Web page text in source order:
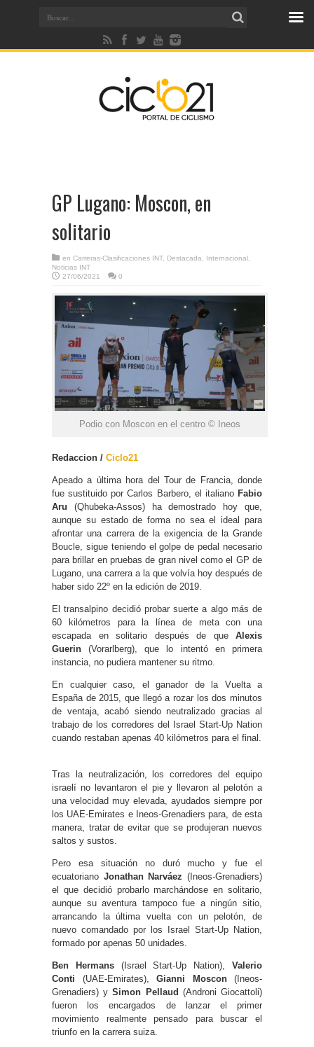
GP Lugano: Moscon, en
solitario
en Carreras-Clasificaciones INT, Destacada Internacional
Noticias INT
27/06/2021
0
Podio con Moscon en el centro © Ineos
Redaccion / Ciclo21
Apeado a última hora del Tour de Francia, donde
fue sustituido por Carlos Barbero, el italiano Fabio
Aru (Qhubeka-Assos) ha demostrado hoy que,
aunque su estado de forma no sea el ideal para
afrontar una carrera de la exigencia de la Grande
Boucle, sigue teniendo el golpe de pedal necesario
para brillar en pruebas de gran nivel como el GP de
Lugano, una carrera a la que volvía hoy después de
haber sido 22º en la edición de 2019.
El transalpino decidió probar suerte a algo más de
60 kilómetros para la línea de meta con una
escapada en solitario después de que Alexis
Guerin (Vorarlberg), que lo intentó en primera
instancia, no pudiera mantener su ritmo.
En cualquier caso, el ganador de la Vuelta a
España de 2015, que llegó a rozar los dos minutos
de ventaja, acabó siendo neutralizado gracias al
trabajo de los corredores del Israel Start-Up Nation
cuando restaban apenas 40 kilómetros para el final.
Tras la neutralización, los corredores del equipo
israelí no levantaron el pie y llevaron al pelotón a
una velocidad muy elevada, ayudados siempre por
los UAE-Emirates e Ineos-Grenadiers para, de esta
manera, tratar de evitar que se produjeran nuevos
saltos y sustos.
Pero esa situación no duró mucho y fue el
ecuatoriano Jonathan Narváez(Ineos-Grenadiers)
el que decidió probarlo marchándose en solitario,
aunque su aventura tampoco fue a ningún sitio,
arrancando la última vuelta con un pelotón, de
nuevo comandado por los Israel Start-Up Nation,
formado por apenas 50 unidades.
Ben Hermans (Israel Start-Up Nation),Valerio
Conti (UAE-Emirates), Gianni Moscon (Ineos-
Grenadiers) ySimon Pellaud (Androni Giocattoli)
fueron los encargados de lanzar el primer
movimiento realmente pensado para buscar el
triunfo en la carrera suiza.